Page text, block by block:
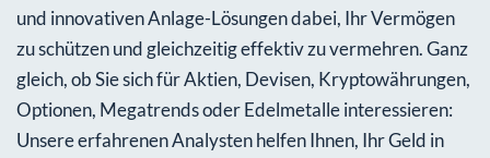
und innovativen Anlage-Lösungen dabei, Ihr Vermögen
zu schützen und gleichzeitig effektiv zu vermehren. Ganz
gleich, ob Sie sich für Aktien, Devisen, Kryptowährungen,
Optionen, Megatrends oder Edelmetalle interessieren:
Unsere erfahrenen Analysten helfen Ihnen, Ihr Geld in